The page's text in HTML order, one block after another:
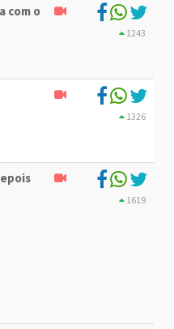
com o
1243
1326
1619